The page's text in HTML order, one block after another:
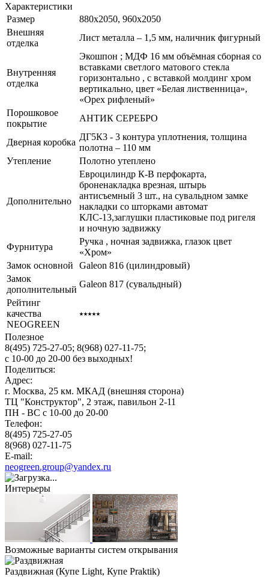
Характеристики
Размер
880x2050, 960x2050
Внешняя
отделка
Лист металла – 1,5 мм, наличник фигурный
Внутренняя
отделка
Экошпон ; МДФ 16 мм объёмная сборная со
вставками светлого матового стекла
горизонтально , с вставкой молдинг хром
вертикально, цвет «Белая лиственница»,
«Орех рифленый»
Порошковое
покрытие
АНТИК СЕРЕБРО
Дверная коробка
ДГ5К3 - 3 контура уплотнения, толщина
полотна – 110 мм
Утепление
Полотно утеплено
Дополнительно
Евроцилиндр К-В перфокарта,
броненакладка врезная, штырь
антисъемный 3 шт., на сувальдном замке
накладки со шторками автомат
КЛС-13,заглушки пластиковые под ригеля
и ночную задвижку
Фурнитура
Ручка , ночная задвижка, глазок цвет
«Хром»
Замок основной
Galeon 816 (цилиндровый)
Замок
дополнительный
Galeon 817 (сувальдный)
Рейтинг
качества
NEOGREEN
⭑⭑⭑⭑⭑
Полезное
8(495) 725-27-05; 8(968) 027-11-75;
с 10-00 до 20-00 без выходных!
Поделиться:
Адрес:
г. Москва, 25 км. МКАД (внешняя сторона)
ТЦ "Конструктор", 2 этаж, павильон 2-11
ПН - ВС с 10-00 до 20-00
Телефон:
8(495) 725-27-05
8(968) 027-11-75
E-mail:
neogreen.group@yandex.ru
Интерьеры
Возможные варианты систем открывания
Раздвижная (Купе Light, Купе Praktik)